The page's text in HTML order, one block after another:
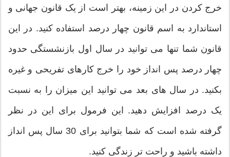
خرج کردن در این زمینه، بهتر است از یک قانون جهانی و
استاندارد به اسم قانون چهار درصد استفاده کنید. در این
قانون شما تنها می توانید در سال اول بازنشستگی حدود
چهار درصد پس انداز خود را خرج کارهای تفریحی و غیره
بکنید. در سال های بعد می توانید این میزان را به نسبت
یک درصد افزایش دهید. این فرمول برای این در نظر
گرفته شده است که شما بتوانید برای 30 سال پس انداز
داشته باشید و راحت تر زندگی کنید.